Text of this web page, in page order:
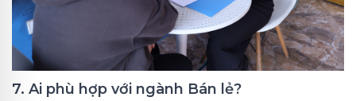
7. Ai phù hợp với ngành Bán lẻ?